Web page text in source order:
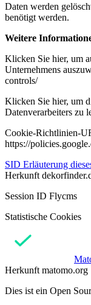
Daten werden
benötigt werden.
Weitere
Klicken Sie hier, um
Unternehmens
controls/
Klicken Sie hier, um
Datenverarbeiters zu
Cookie-Richtlinien-
https://
SID Erläuterung
Herkunft
Session ID Flycms
Statistische Cookies
Herkunft matomo.org
Dies ist ein Open